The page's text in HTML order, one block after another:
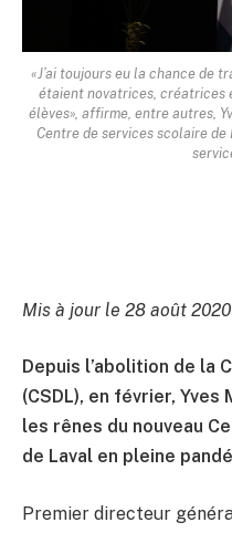
«J’ai toujours eu la chance de
étaient novatrices, créatrices
élèves», affirme, entre autres,
Centre de services scolaire
Mis à jour le 28 août
Depuis l’abolition de la
(CSDL), en février,
les rênes du nouveau
de Laval en pleine
Premier directeur